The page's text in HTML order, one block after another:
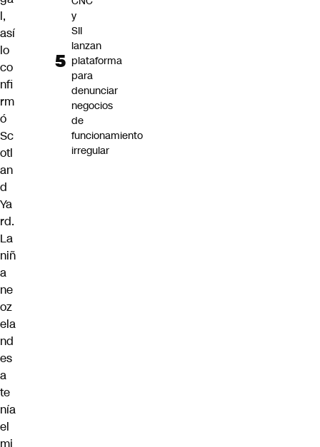
l,
así
lo
co
nfi
rm
ó
Sc
otl
an
d
Ya
rd.
La
niñ
a
ne
oz
ela
nd
es
a
te
nía
el
mi
y
SII
lanzan
plataforma
para
denunciar
negocios
de
funcionamiento
irregular